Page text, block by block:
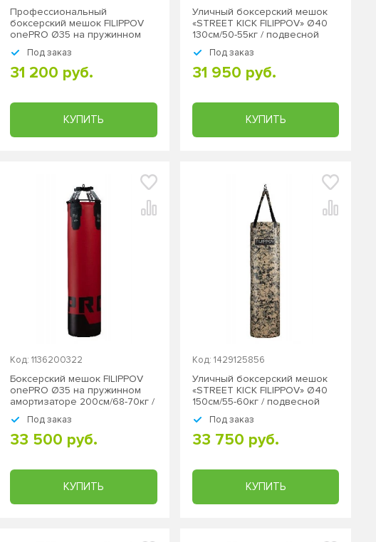
Профессиональный
боксерский мешок FILIPPOV
onePRO Ø35 на пружинном
подвесной
Под заказ
31 200 руб.
КУПИТЬ
Уличный боксерский мешок
«STREET KICK FILIPPOV» Ø40
130см/50-55кг / подвесной
Под заказ
31 950 руб.
КУПИТЬ
Код: 1136200322
Боксерский мешок FILIPPOV
onePRO Ø35 на пружинном
амортизаторе 200см/68-70кг /
Под заказ
33 500 руб.
КУПИТЬ
Код: 1429125856
Уличный боксерский мешок
«STREET KICK FILIPPOV» Ø40
150см/55-60кг / подвесной
Под заказ
33 750 руб.
КУПИТЬ